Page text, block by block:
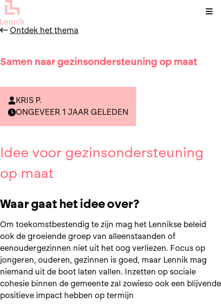
Ontdek het thema
Samen naar gezinsondersteuning op maat
KRIS P.
ONGEVEER 1 JAAR GELEDEN
Idee voor gezinsondersteuning
op maat
Waar gaat het idee over?
Om toekomstbestendig te zijn mag het Lennikse beleid
ook de groeiende groep van alleenstaanden of
eenoudergezinnen niet uit het oog verliezen. Focus op
jongeren, ouderen, gezinnen is goed, maar Lennik mag
niemand uit de boot laten vallen. Inzetten op sociale
cohesie binnen de gemeente zal zowieso ook een blijvende
positieve impact hebben op termijn